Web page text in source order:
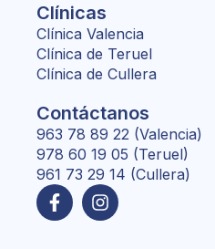
Clínicas
Clínica Valencia
Clínica de Teruel
Clínica de Cullera
Contáctanos
963 78 89 22 (Valencia)
978 60 19 05 (Teruel)
961 73 29 14 (Cullera)